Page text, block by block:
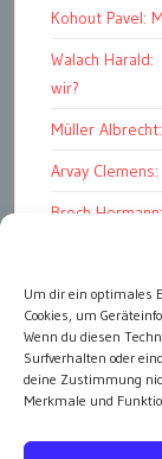
Um dir ein optimales
Cookies, um
Wenn du diesen
Surfverhalten oder
deine Zustimmung
Merkmale und
Kohout Pavel:
Walach
wir?
Müller
Arvay
Broch
Kohout Pavel:
Bonelli
Luczak